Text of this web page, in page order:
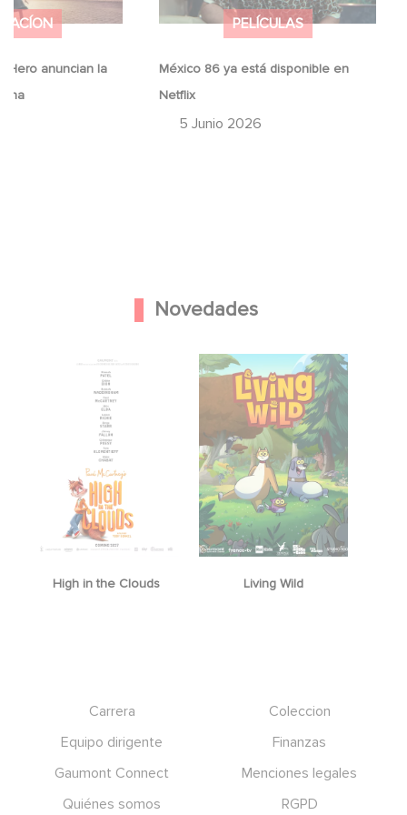
Hero anuncian la
PELÍCULAS
México 86 ya está disponible en
Netflix
5 Junio 2026
Novedades
High in the Clouds Living Wild
Carrera
Coleccion
Equipo dirigente
Finanzas
Gaumont Connect
Menciones legales
Quiénes somos
RGPD